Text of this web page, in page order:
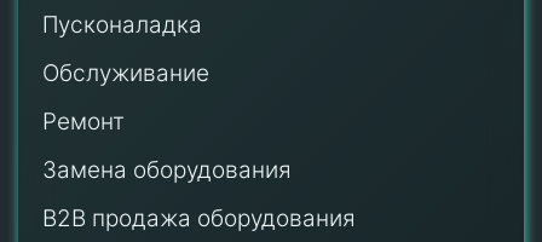
Пусконаладка
Обслуживание
Ремонт
Замена оборудования
B2B продажа оборудования